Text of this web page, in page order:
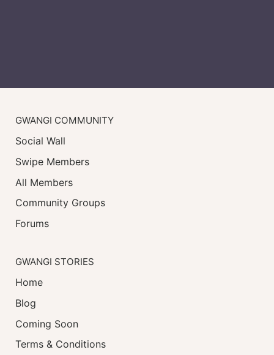
GWANGI COMMUNITY
Social Wall
Swipe Members
All Members
Community Groups
Forums
GWANGI STORIES
Home
Blog
Coming Soon
Terms & Conditions